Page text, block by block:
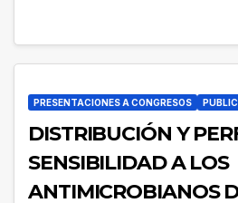
PRESENTACIONES A CONGRESOS
DISTRIBUCIÓN Y
SENSIBILIDAD A LOS
ANTIMICROBIANOS